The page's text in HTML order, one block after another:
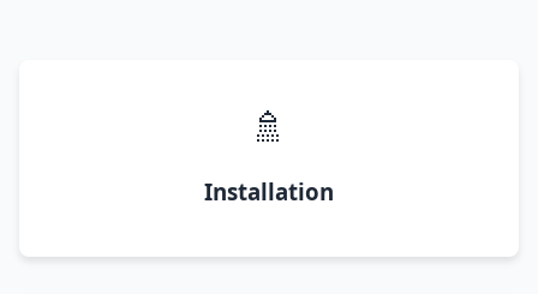
🚿
Installation